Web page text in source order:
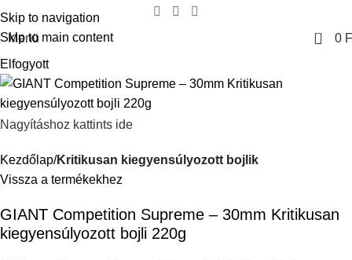
Skip to navigation
Skip to main content
Menü 0 0
Elfogyott
Nagyításhoz kattints ide
Kezdőlap Kritikusan kiegyensúlyozott bojlik
Vissza a termékekhez
GIANT Competition Supreme – 30mm Kritikusan
kiegyensúlyozott bojli 220g